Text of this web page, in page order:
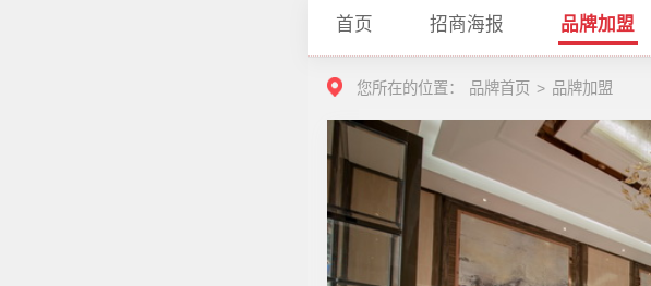
首页 招商海报 品牌加盟
您所在的位置： 品牌首页 > 品牌加盟